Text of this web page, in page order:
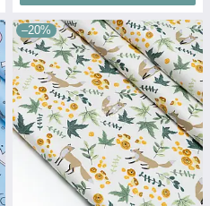
–20%